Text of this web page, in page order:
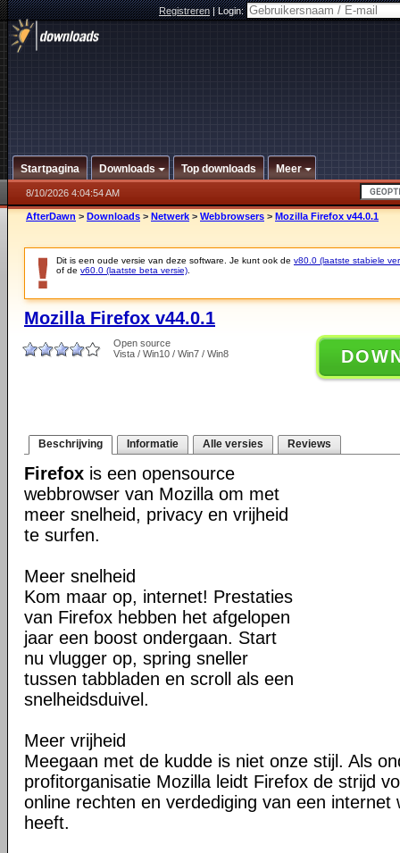
Registreren|Login:
Startpagina Downloads Top downloads Meer
8/10/2026 4:04:54 AM
AfterDawn > Downloads > Netwerk > Webbrowsers > Mozilla Firefox v44.0.1
Dit is een oude versie van deze software. Je kunt ook de v80.0 (laatste stabiele
of de v60.0 (laatste beta versie)
Mozilla Firefox v44.0.1
Open source
Vista / Win10 / Win7 / Win8
Beschrijving Informatie Alle versies Reviews
Firefox is een opensource
webbrowser van Mozilla om met
meer snelheid, privacy en vrijheid
te surfen.
Meer snelheid
Kom maar op, internet! Prestaties
van Firefox hebben het afgelopen
jaar een boost ondergaan. Start
nu vlugger op, spring sneller
tussen tabbladen en scroll als een
snelheidsduivel.
Meer vrijheid
Meegaan met de kudde is niet onze stijl. Als
profitorganisatie Mozilla leidt Firefox de strijd
online rechten en verdediging van een internet
heeft.